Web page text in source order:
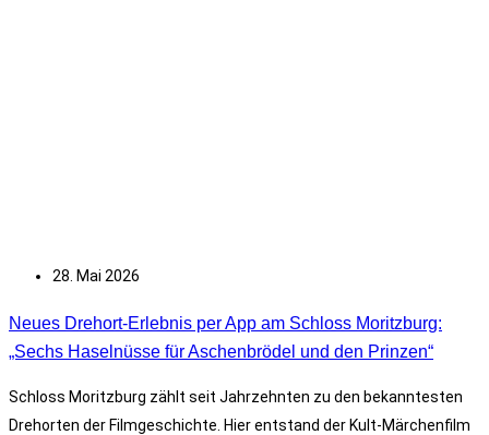
28. Mai 2026
Neues Drehort-Erlebnis per App am Schloss Moritzburg:
„Sechs Haselnüsse für Aschenbrödel und den Prinzen“
Schloss Moritzburg zählt seit Jahrzehnten zu den bekanntesten
Drehorten der Filmgeschichte. Hier entstand der Kult-Märchenfilm